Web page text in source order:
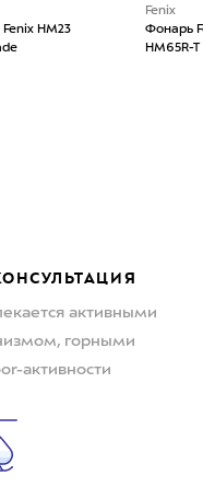
HM23
Fenix
Фонарь
HM65R-T
активными
горными
активности